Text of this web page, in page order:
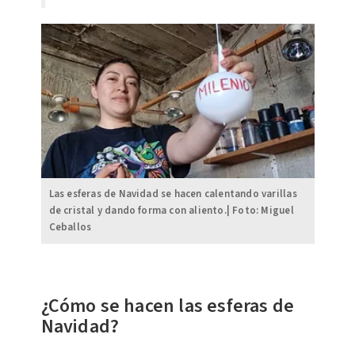
Las esferas de Navidad se hacen calentando varillas
de cristal y dando forma con aliento.| Foto: Miguel
Ceballos
¿Cómo se hacen las esferas de
Navidad?